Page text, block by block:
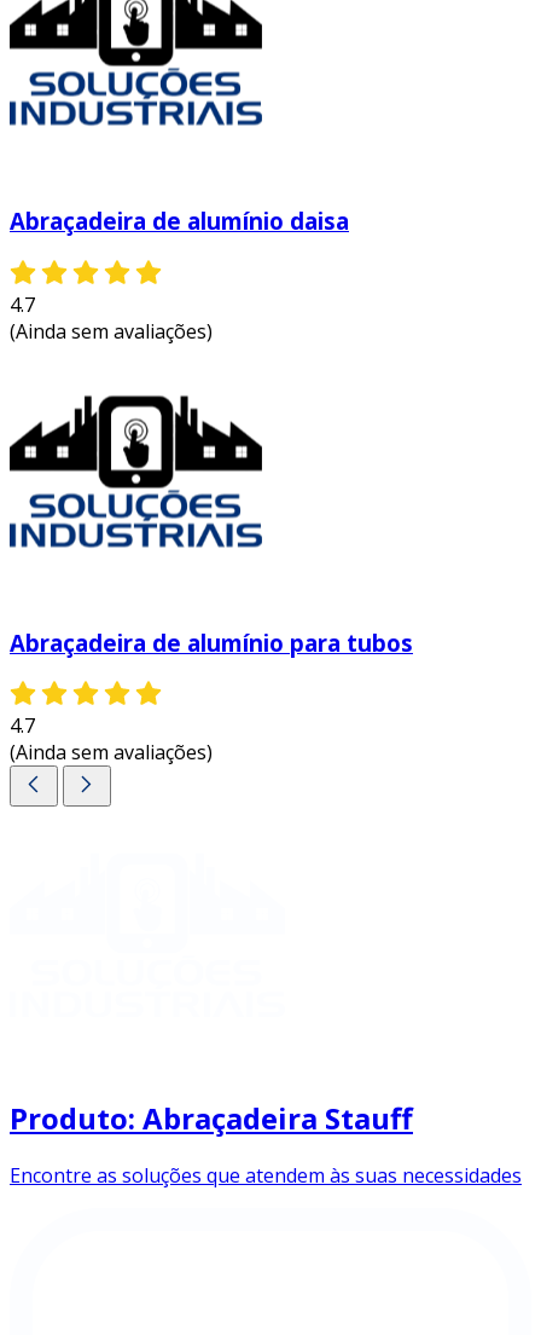
Abraçadeira de alumínio daisa
4.7
(Ainda sem avaliações)
Abraçadeira de alumínio para tubos
4.7
(Ainda sem avaliações)
Produto: Abraçadeira Stauff
Encontre as soluções que atendem às suas necessidades